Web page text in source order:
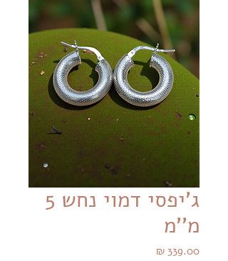
ג'יפסי דמוי נחש 5
מ''מ
מחיר